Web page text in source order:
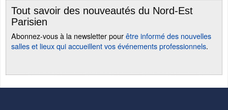
Tout savoir des nouveautés du Nord-Est
Parisien
Abonnez-vous à la newsletter pourêtre informé des nouvelles
salles et lieux qui accueillent vos événements professionnels.